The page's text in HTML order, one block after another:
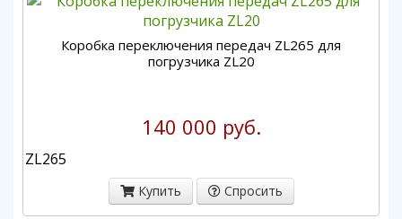
Коробка переключения передач ZL265 для
погрузчика ZL20
140 000 руб.
ZL265
Купить Спросить